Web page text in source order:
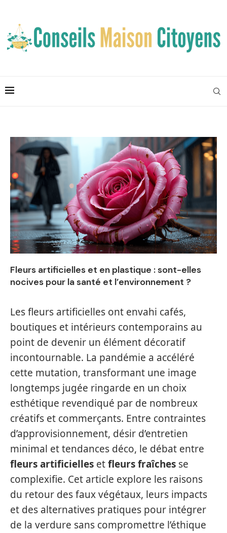
Fleurs artificielles et en plastique : sont-elles
nocives pour la santé et l’environnement ?
Les fleurs artificielles ont envahi cafés,
boutiques et intérieurs contemporains au
point de devenir un élément décoratif
incontournable. La pandémie a accéléré
cette mutation, transformant une image
longtemps jugée ringarde en un choix
esthétique revendiqué par de nombreux
créatifs et commerçants. Entre contraintes
d’approvisionnement, désir d’entretien
minimal et tendances déco, le débat entre
fleurs artificielles etfleurs fraîches se
complexifie. Cet article explore les raisons
du retour des faux végétaux, leurs impacts
et des alternatives pratiques pour intégrer
de la verdure sans compromettre l’éthique